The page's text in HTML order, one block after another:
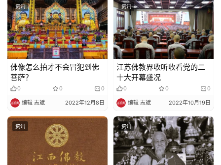
资讯
佛像怎么拍才不会冒犯到佛
菩萨？
0 0 0
编辑 志斌 2022年12月8日
资讯
江苏佛教界收听收看党的二
十大开幕盛况
0 0 0
编辑 志斌 2022年10月19日
资讯 资讯